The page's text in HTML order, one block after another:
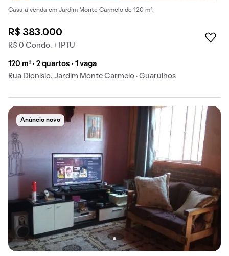
Casa à venda em Jardim Monte Carmelo de 120 m².
R$ 383.000
R$ 0 Condo. + IPTU
120 m² · 2 quartos · 1 vaga
Rua Dionísio, Jardim Monte Carmelo · Guarulhos
Anúncio novo